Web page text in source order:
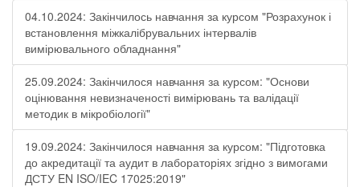
04.10.2024: Закінчилось навчання за курсом "Розрахунок і
встановлення міжкалібрувальних інтервалів
вимірювального обладнання"
25.09.2024: Закінчилося навчання за курсом: "Основи
оцінювання невизначеності вимірювань та валідації
методик в мікробіології"
19.09.2024: Закінчилося навчання за курсом: "Підготовка
до акредитації та аудит в лабораторіях згідно з вимогами
ДСТУ EN ISO/IEC 17025:2019"